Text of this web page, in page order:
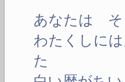
あなたは
わたくしに
た